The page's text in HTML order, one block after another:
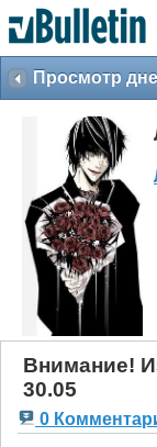
Просмотр
Внимание!
30.05
0